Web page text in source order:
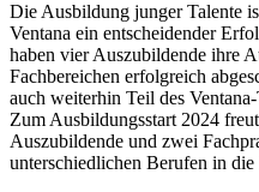
Die Ausbildung junger Talente
Ventana ein entscheidender
haben vier Auszubildende ihre
Fachbereichen erfolgreich
auch weiterhin Teil des
Zum Ausbildungsstart 2024
Auszubildende und zwei
unterschiedlichen Berufen in